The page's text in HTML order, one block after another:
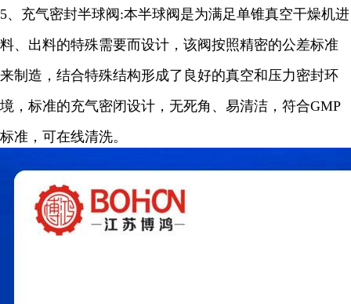
5、充气密封半球阀 :本半球阀是为满足单锥真空干燥机进
料、出料的特殊需要而设计，该阀按照精密的公差标准
来制造，结合特殊结构形成了良好的真空和压力密封环
境，标准的充气密闭设计，无死角、易清洁，符合GMP
标准，可在线清洗。